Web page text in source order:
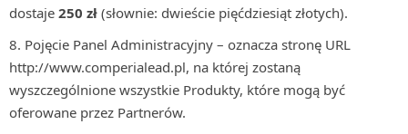
dostaje 250 zł (słownie: dwieście pięćdziesiąt złotych).
Pojęcie Panel Administracyjny – oznacza stronę URL
http://www.comperialead.pl, na której zostaną
wyszczególnione wszystkie Produkty, które mogą być
oferowane przez Partnerów.